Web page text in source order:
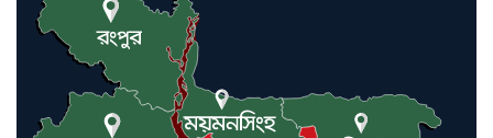
যুক্তরাষ্ট্র ও ইসরায়েল বাদে হরমুজ
প্রণালি সবার জন্য উন্মুক্ত: আরাকচি